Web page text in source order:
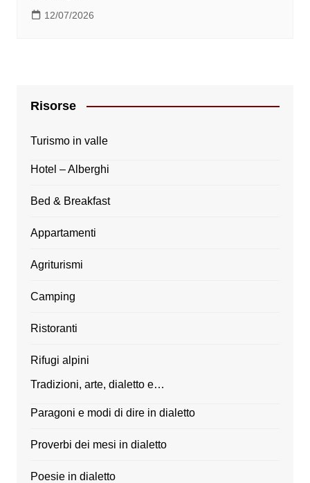
12/07/2026
Risorse
Turismo in valle
Hotel – Alberghi
Bed & Breakfast
Appartamenti
Agriturismi
Camping
Ristoranti
Rifugi alpini
Tradizioni, arte, dialetto e…
Paragoni e modi di dire in dialetto
Proverbi dei mesi in dialetto
Poesie in dialetto